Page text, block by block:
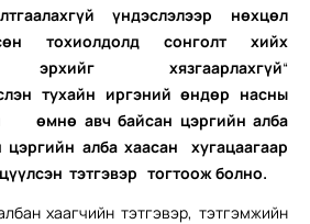
үндэслэлээр нөхцөл
тохиолдолд сонголт хийх
эрхийг хязгаарлахгүй“
тухайн иргэний өндөр насны
өмнө авч байсан цэргийн алба
алба хаасан хугацаагаар
тэтгэвэр тогтоож болно.
хаагчийн тэтгэвэр, тэтгэмжийн